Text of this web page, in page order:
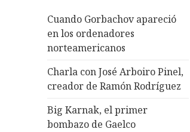
Cuando Gorbachov apareció
en los ordenadores
norteamericanos
Charla con José Arboiro Pinel,
creador de Ramón Rodríguez
Big Karnak, el primer
bombazo de Gaelco